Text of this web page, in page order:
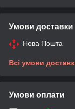
Умови доставки
Нова Пошта
Всі умови
Умови оплати